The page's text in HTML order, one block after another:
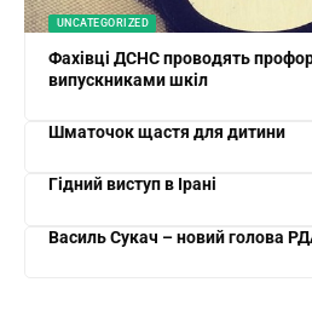
UNCATEGORIZED
Фахівці ДСНС проводять
випускниками шкіл
Шматочок щастя для дитини
Гідний виступ в Ірані
Василь Сукач – новий голова